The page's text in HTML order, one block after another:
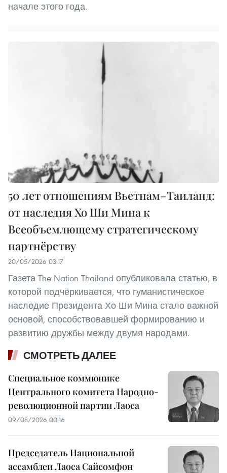
начале этого года.
50 лет отношениям Вьетнам–Таиланд:
от наследия Хо Ши Мина к
Всеобъемлющему стратегическому
партнёрству
20/05/2026 03:17
Газета The Nation Thailand опубликовала статью, в
которой подчёркивается, что гуманистическое
наследие Президента Хо Ши Мина стало важной
основой, способствовавшей формированию и
развитию дружбы между двумя народами.
СМОТРЕТЬ ДАЛЕЕ
Специальное коммюнике
Центрального комитета Народно-
революционной партии Лаоса
09/08/2026 00:16
Председатель Национальной
ассамблеи Лаоса Сайсомфон